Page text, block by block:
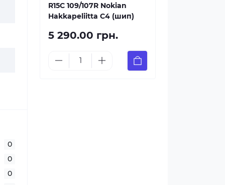
0
0
0
R15C 109/107R Nokian
Hakkapeliitta C4 (шип)
5 290.00 грн.